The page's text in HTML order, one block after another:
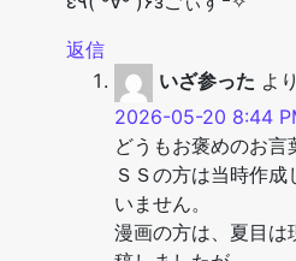
返信
いざ参った よ
2026-05-20 8:44
どうもお褒めのお言
ＳＳの方は当時作
いません。
漫画の方は、夏目は